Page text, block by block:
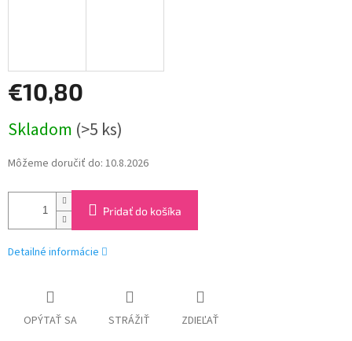
€10,80
cena:
Skladom (>5 ks)
Môžeme doručiť do: 10.8.2026
Pridať do košíka
Detailné informácie
OPÝTAŤ SA STRÁŽIŤ ZDIEĽAŤ